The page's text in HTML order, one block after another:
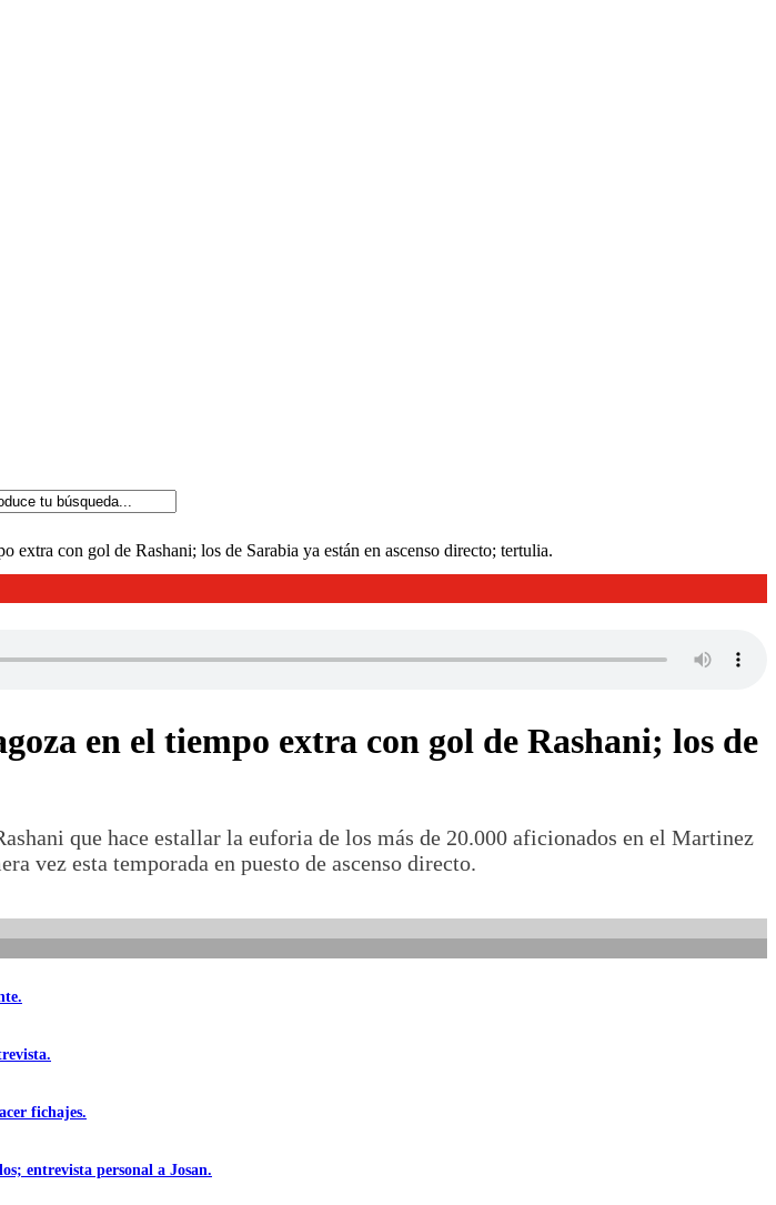
con gol de Rashani; los de Sarabia ya están en ascenso directo; tertulia.
en el tiempo extra con gol de Rashani; los de
que hace estallar la euforia de los más de 20.000 aficionados en el Martinez
vez esta temporada en puesto de ascenso directo.
fichajes.
entrevista personal a Josan.